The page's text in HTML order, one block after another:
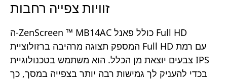
זוויות צפייה רחבות
ה-ZenScreen ™ MB14AC כולל פאנל Full HD
המספק תצוגה מרהיבה ברזולוציית Full HD עם רמת
צבעים יוצאת מן הכלל. הוא משתמש בטכנולוגיית IPS
בכדי להעניק לך גמישות רבה יותר בצפייה במסך, כך